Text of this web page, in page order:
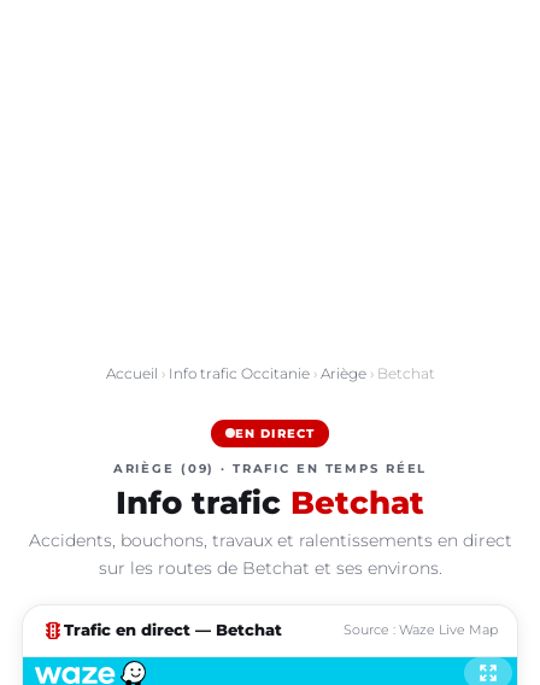
Accueil › Info trafic Occitanie› Ariège› Betchat
EN DIRECT
ARIÈGE (09) · TRAFIC EN TEMPS RÉEL
Info trafic Betchat
Accidents, bouchons, travaux et ralentissements en direct
sur les routes de Betchat et ses environs.
traffic Trafic en direct — Betchat Source : Waze Live Map